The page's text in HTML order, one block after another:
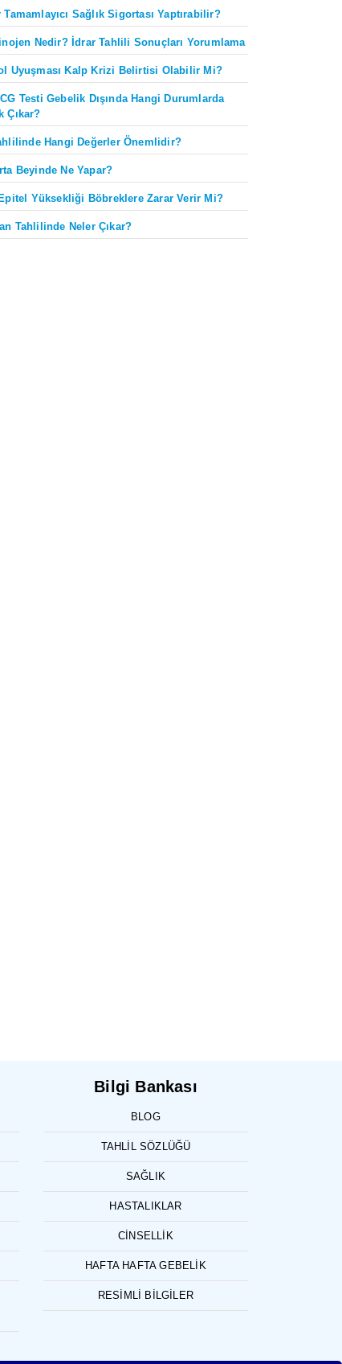
Sağlık Sigortası Yaptırabilir?
Nedir? İdrar Tahlili Sonuçları Yorumlama
Uyuşması Kalp Krizi Belirtisi Olabilir Mi?
Testi Gebelik Dışında Hangi Durumlarda
Çıkar?
Hangi Değerler Önemlidir?
Beyinde Ne Yapar?
Yüksekliği Böbreklere Zarar Verir Mi?
Tahlilinde Neler Çıkar?
Bilgi Bankası
BLOG
TAHLIL SÖZLÜĞÜ
SAĞLIK
HASTALIKLAR
CINSELLIK
HAFTA HAFTA GEBELIK
RESIMLI BILGILER